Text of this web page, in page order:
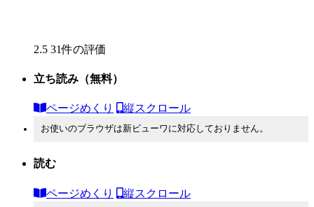
2.5 31件の評価
立ち読み （無料）
ページめくり 縦スクロール
お使いのブラウザは新ビューワに対応しておりません。
読む
ページめくり 縦スクロール